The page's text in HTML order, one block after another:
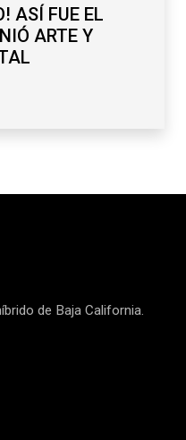
ASÍ FUE EL
ARTE Y
de Baja California.